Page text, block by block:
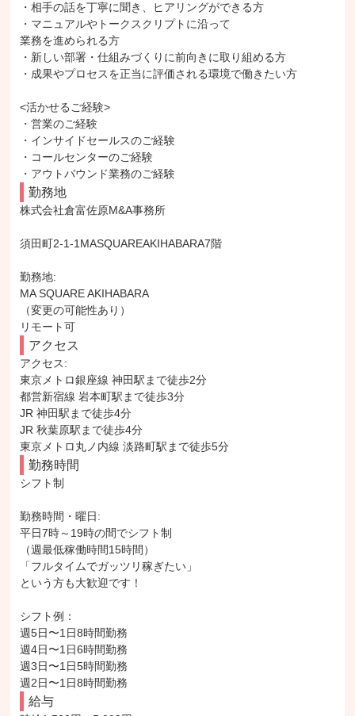
・相手の話を丁寧に聞き、ヒアリングができる方
・マニュアルやトークスクリプトに沿って
業務を進められる方
・新しい部署・仕組みづくりに前向きに取り組める方
・成果やプロセスを正当に評価される環境で働きたい方
<活かせるご経験>
・営業のご経験
・インサイドセールスのご経験
・コールセンターのご経験
・アウトバウンド業務のご経験
勤務地
株式会社倉富佐原M&A事務所
須田町2-1-1MASQUAREAKIHABARA7階
勤務地:
MA SQUARE AKIHABARA
（変更の可能性あり）
リモート可
アクセス
アクセス:
東京メトロ銀座線 神田駅まで徒歩2分
都営新宿線 岩本町駅まで徒歩3分
JR 神田駅まで徒歩4分
JR 秋葉原駅まで徒歩4分
東京メトロ丸ノ内線 淡路町駅まで徒歩5分
勤務時間
シフト制
勤務時間・曜日:
平日7時～19時の間でシフト制
（週最低稼働時間15時間）
「フルタイムでガッツリ稼ぎたい」
という方も大歓迎です！
シフト例：
週5日〜1日8時間勤務
週4日〜1日6時間勤務
週3日〜1日5時間勤務
週2日〜1日8時間勤務
給与